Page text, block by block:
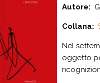
Autore:
Collana:
Nel
oggetto